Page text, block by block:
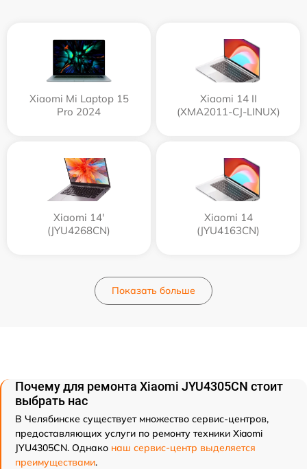
Xiaomi Mi Laptop 15
Pro 2024
Xiaomi 14 II
(XMA2011-CJ-LINUX)
Xiaomi 14'
(JYU4268CN)
Xiaomi 14
(JYU4163CN)
Показать больше
Почему для ремонта Xiaomi JYU4305CN стоит
выбрать нас
В Челябинске существует множество сервис-центров,
предоставляющих услуги по ремонту техники Xiaomi
JYU4305CN. Однако наш сервис-центр выделяется
преимуществами.